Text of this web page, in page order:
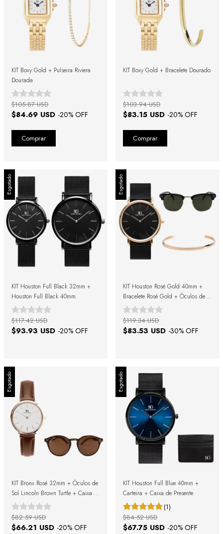
KIT Boxy Gold + Pulseira Riviera
Dourada
$84.69 USD -20% OFF
$105.87 USD
KIT Boxy Gold + Bracelete Dourado
$83.15 USD -20% OFF
$103.94 USD
Esgotado
KIT Houston Full Black 32mm +
Houston Full Black 40mm
$93.93 USD -20% OFF
$117.42 USD
Esgotado
KIT Houston Rosé Gold 40mm +
Bracelete Rosé Gold + Óculos de
Sol Soho Green Black + Caixa de
Presente
$83.53 USD -30% OFF
$119.34 USD
Esgotado
KIT Bronx Rosé 32mm + Óculos de
Sol Lincoln Brown Turtle + Caixa de
Presente
$66.21 USD -20% OFF
$82.59 USD
Esgotado
KIT Houston Full Blue 40mm +
Carteira + Caixa de Presente
(1)
$67.75 USD -20% OFF
$84.52 USD